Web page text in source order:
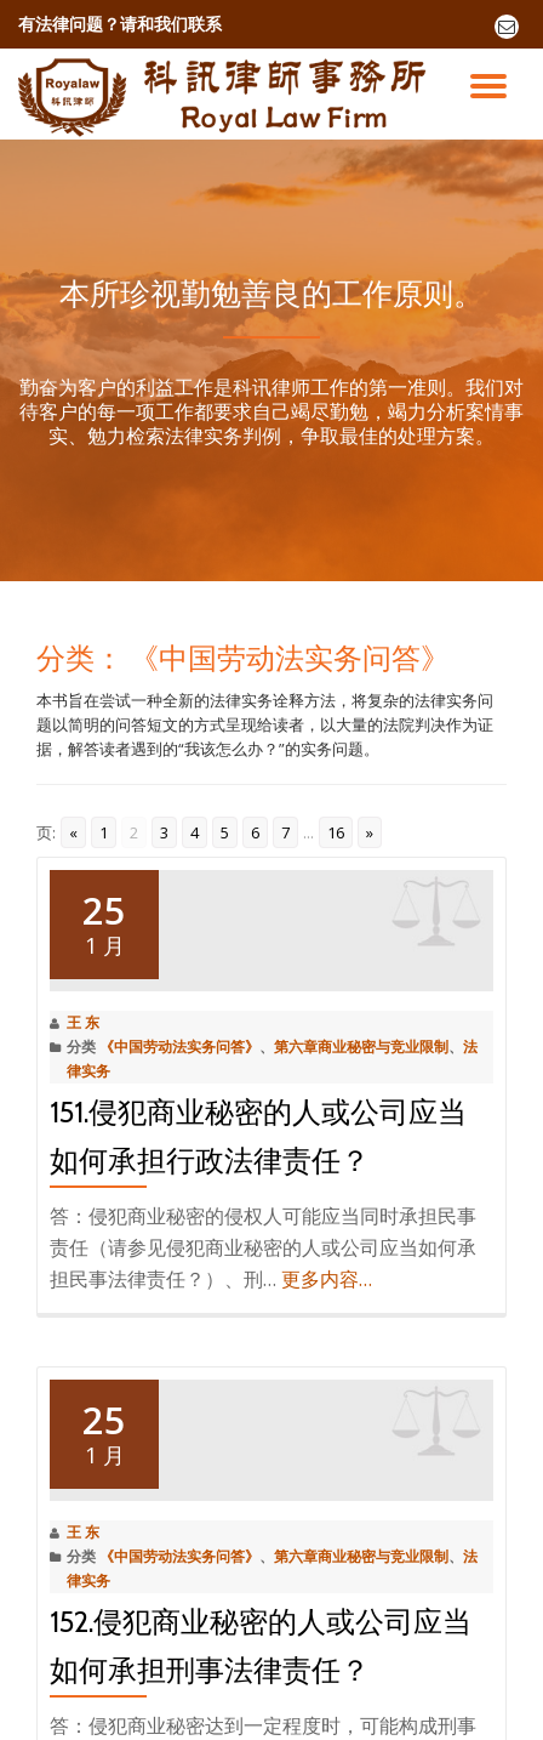
有法律问题？请和我们联系
fa-
o
切
换
导
航
本所珍视勤勉善良的工作原则。
勤奋为客户的利益工作是科讯律师工作的第一准则。我们对
待客户的每一项工作都要求自己竭尽勤勉，竭力分析案情事
实、勉力检索法律实务判例，争取最佳的处理方案。
分类： 《中国劳动法实务问答》
本书旨在尝试一种全新的法律实务诠释方法，将复杂的法律实务问
题以简明的问答短文的方式呈现给读者，以大量的法院判决作为证
据，解答读者遇到的“我该怎么办？”的实务问题。
页: « 1 2 3 4 5 6 7 ... 16 »
25
1 月
王 东
分类 《中国劳动法实务问答》 、 第六章商业秘密与竞业限制、 法
律实务
151.侵犯商业秘密的人或公司应当
如何承担行政法律责任？
答：侵犯商业秘密的侵权人可能应当同时承担民事
责任（请参见侵犯商业秘密的人或公司应当如何承
担民事法律责任？）、刑… 更多内容…
25
1 月
王 东
分类 《中国劳动法实务问答》 、 第六章商业秘密与竞业限制、 法
律实务
152.侵犯商业秘密的人或公司应当
如何承担刑事法律责任？
答：侵犯商业秘密达到一定程度时，可能构成刑事